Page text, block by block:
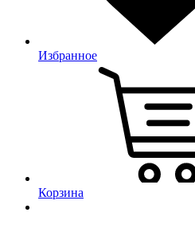
Избранное
Корзина